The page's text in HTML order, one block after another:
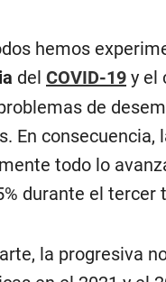
hemos
del COVID-19 y el
de
En
todo lo
durante el tercer
la progresiva